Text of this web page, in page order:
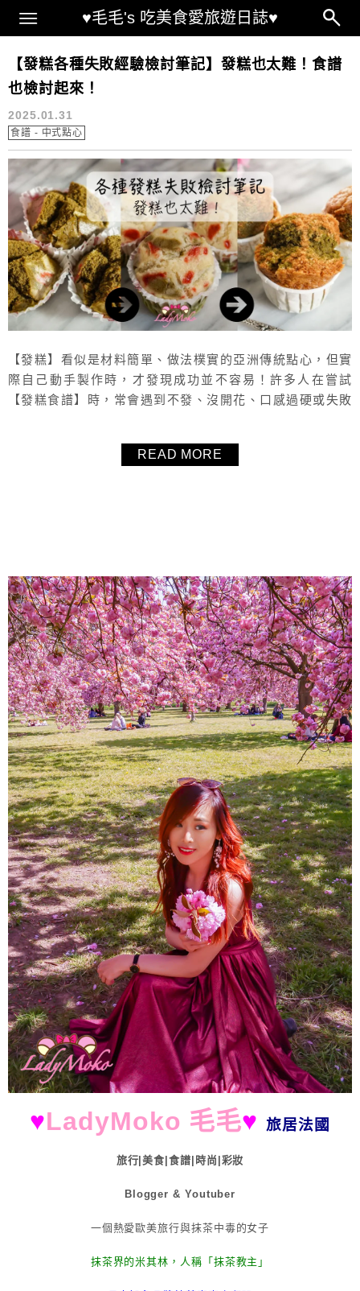
♥毛毛's 吃美食愛旅遊日誌♥
Main Menu
發糕失敗
【發糕各種失敗經驗檢討筆記】發糕也太難！食譜
也檢討起來！
2025.01.31
食譜 - 中式點心
【發糕】看似是材料簡單、做法樸實的亞洲傳統點心，但實
際自己動手製作時，才發現成功並不容易！許多人在嘗試
【發糕食譜】時，常會遇到不發、沒開花、口感過硬或失敗
發不起來等各種狀況，才真正體會發糕製作的細節與關鍵。
READ MORE
About
♥LadyMoko 毛毛♥ 旅居法國
旅行|美食|食譜|時尚|彩妝
Blogger & Youtuber
一個熱愛歐美旅行與抹茶中毒的女子
抹茶界的米其林，人稱「抹茶教主」